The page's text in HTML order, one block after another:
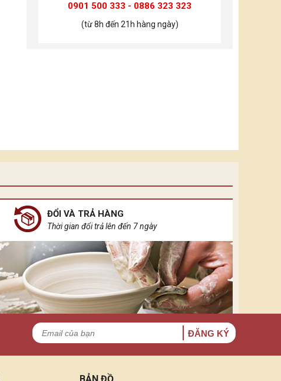
0901 500 333 - 0886 323 323
(từ 8h đến 21h hàng ngày)
ĐỔI VÀ TRẢ HÀNG
Thời gian đổi trả lên đến 7 ngày
ĐĂNG KÝ
BẢN ĐỒ